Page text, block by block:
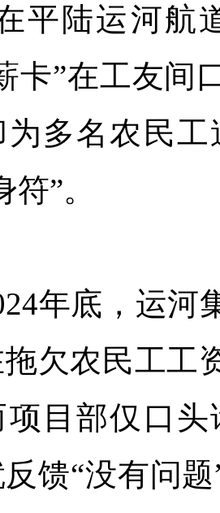
平陆运河航
卡”在工友间
为多名农民
”。
底，运河集
欠农民工工
项目部仅口
馈“没有问